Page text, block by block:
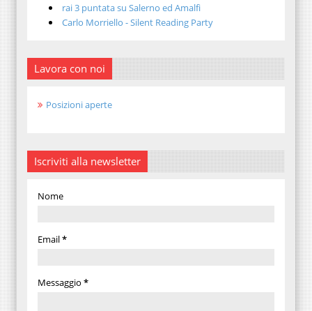
rai 3 puntata su Salerno ed Amalfi
Carlo Morriello - Silent Reading Party
Lavora con noi
Posizioni aperte
Iscriviti alla newsletter
Nome
Email*
Messaggio *